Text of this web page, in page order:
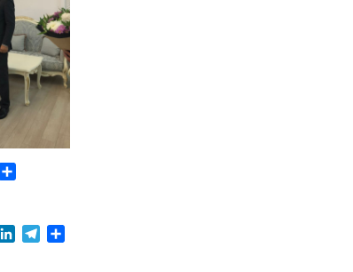
Telegram
LinkedInTelegram